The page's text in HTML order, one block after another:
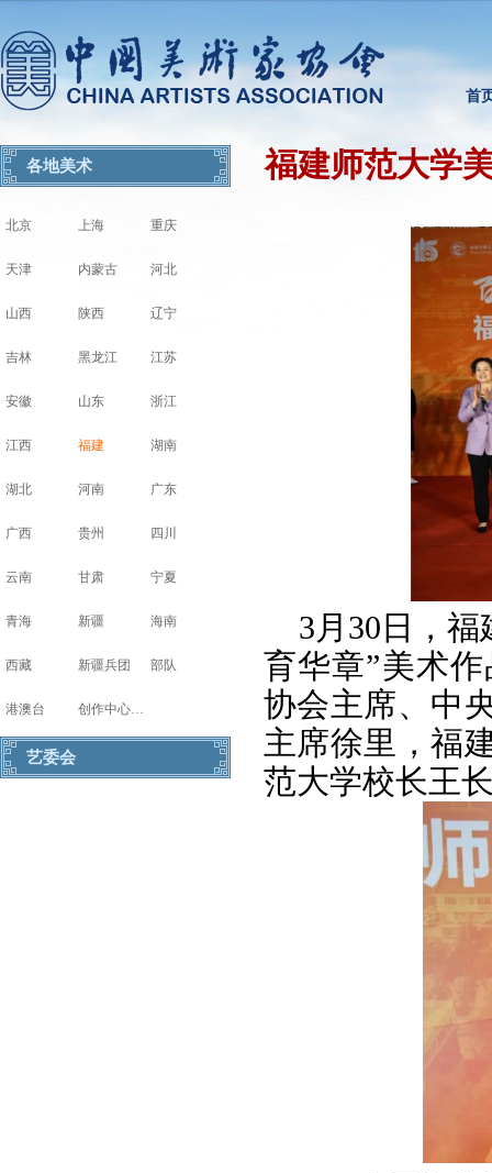
首
各地美术
北京 上海 重庆
天津 内蒙古 河北
山西 陕西 辽宁
吉林 黑龙江 江苏
安徽 山东 浙江
江西 福建 湖南
湖北 河南 广东
广西 贵州 四川
云南 甘肃 宁夏
青海 新疆 海南
西藏 新疆兵团 部队
港澳台 创作中心写生基地
艺委会
福建师范大学
3月30日，
育华章”美术
协会主席、中
主席徐里，福
范大学校长王